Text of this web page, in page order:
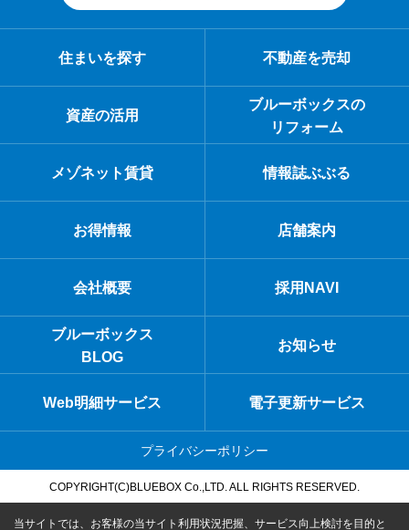
住まいを探す 不動産を売却
資産の活用
ブルーボックスの
リフォーム
メゾネット賃貸 情報誌ぶぶる
お得情報 店舗案内
会社概要 採用NAVI
ブルーボックス
BLOG
お知らせ
Web明細サービス 電子更新サービス
プライバシーポリシー
COPYRIGHT(C)BLUEBOX Co.,LTD. ALL RIGHTS RESERVED.
当サイトでは、お客様の当サイト利用状況把握、サービス向上検討を目的と